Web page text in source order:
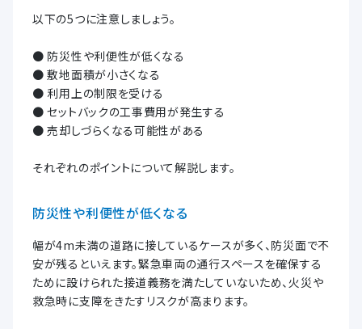
以下の5つに注意しましょう。
● 防災性や利便性が低くなる
● 敷地面積が小さくなる
● 利用上の制限を受ける
● セットバックの工事費用が発生する
● 売却しづらくなる可能性がある
それぞれのポイントについて解説します。
防災性や利便性が低くなる
幅が4m未満の道路に接しているケースが多く、防災面で不
安が残るといえます。緊急車両の通行スペースを確保する
ために設けられた接道義務を満たしていないため、火災や
救急時に支障をきたすリスクが高まります。